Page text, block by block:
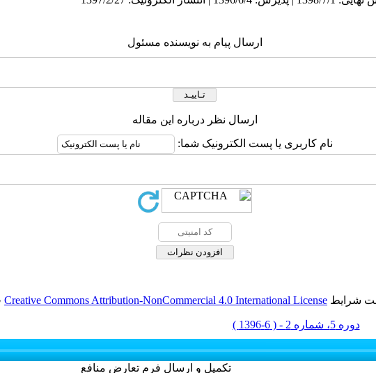
ارسال پیام به نویسنده مسئول
ارسال نظر درباره این مقاله
نام کاربری یا پست الکترونیک شما:
شرایط Creative Commons Attribution-NonCommercial 4.0 International License
دوره 5، شماره 2 - ( 6-1396 )
تکمیل و ارسال فرم تعارض منافع